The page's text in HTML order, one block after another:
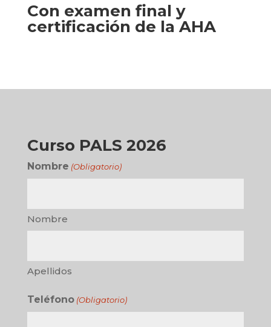
Con examen final y
certificación de la AHA
Curso PALS 2026
Nombre (Obligatorio)
Nombre
Apellidos
Teléfono (Obligatorio)